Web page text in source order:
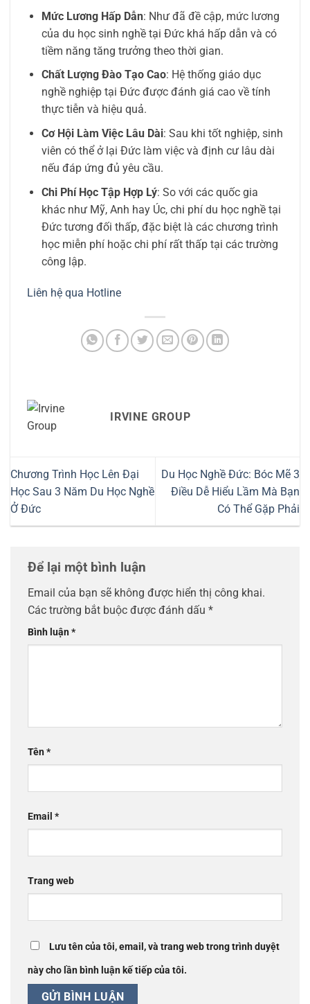
Mức Lương Hấp Dẫn: Như đã đề cập, mức lương
của du học sinh nghề tại Đức khá hấp dẫn và có
tiềm năng tăng trưởng theo thời gian.
Chất Lượng Đào Tạo Cao: Hệ thống giáo dục
nghề nghiệp tại Đức được đánh giá cao về tính
thực tiễn và hiệu quả.
Cơ Hội Làm Việc Lâu Dài: Sau khi tốt nghiệp, sinh
viên có thể ở lại Đức làm việc và định cư lâu dài
nếu đáp ứng đủ yêu cầu.
Chi Phí Học Tập Hợp Lý: So với các quốc gia
khác như Mỹ, Anh hay Úc, chi phí du học nghề tại
Đức tương đối thấp, đặc biệt là các chương trình
học miễn phí hoặc chi phí rất thấp tại các trường
công lập.
Liên hệ qua Hotline
IRVINE GROUP
Chương Trình Học Lên Đại
Học Sau 3 Năm Du Học Nghề
Ở Đức
Du Học Nghề Đức: Bóc Mẽ 3
Điều Dễ Hiểu Lầm Mà Bạn
Có Thể Gặp Phải
Để lại một bình luận
Email của bạn sẽ không được hiển thị công khai.
Các trường bắt buộc được đánh dấu *
Bình luận*
Tên*
Email *
Trang web
Lưu tên của tôi, email, và trang web trong trình duyệt
này cho lần bình luận kế tiếp của tôi.